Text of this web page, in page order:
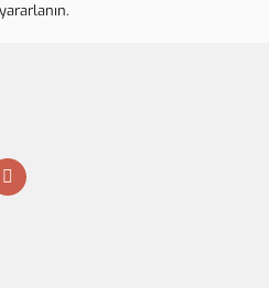
yararlanın.